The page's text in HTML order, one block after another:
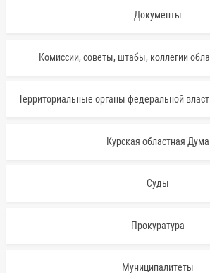
Документы
Комиссии, советы, штабы, коллегии
Территориальные органы федеральной
Курская областная Дума
Суды
Прокуратура
Муниципалитеты